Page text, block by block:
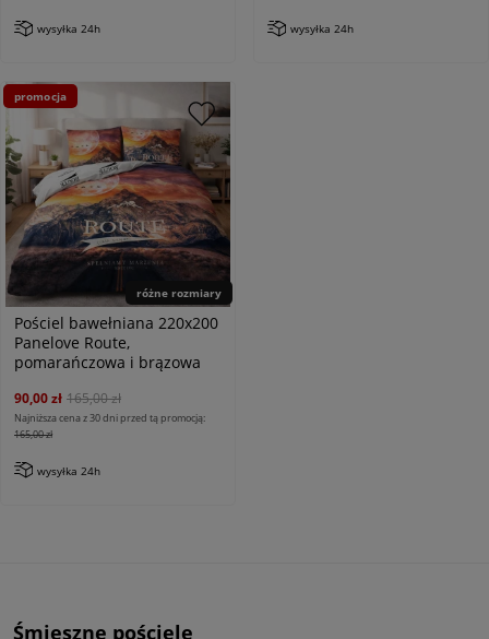
wysyłka 24h wysyłka 24h
różne rozmiary
Pościel bawełniana 220x200
Panelove Route,
pomarańczowa i brązowa
90,00 zł 165,00 zł
Najniższa cena z 30 dni przed tą promocją:
165,00 zł
wysyłka 24h
promocja
Śmieszne pościele